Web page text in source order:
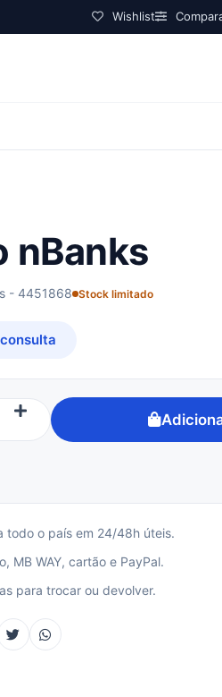
Wishlist
nBanks
- 4451868 Stock limitado
todo o país em 24/48h úteis.
MB WAY, cartão e PayPal.
para trocar ou devolver.